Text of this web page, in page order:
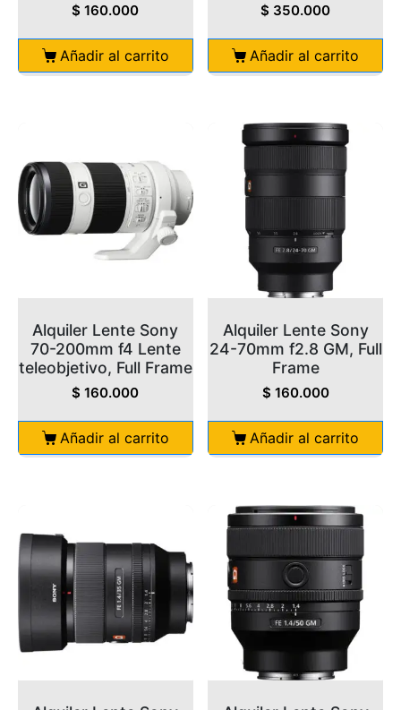
$ 160.000
Añadir al carrito
$ 350.000
Añadir al carrito
Alquiler Lente Sony
70-200mm f4 Lente
teleobjetivo, Full Frame
$ 160.000
Añadir al carrito
Alquiler Lente Sony
24-70mm f2.8 GM, Full
Frame
$ 160.000
Añadir al carrito